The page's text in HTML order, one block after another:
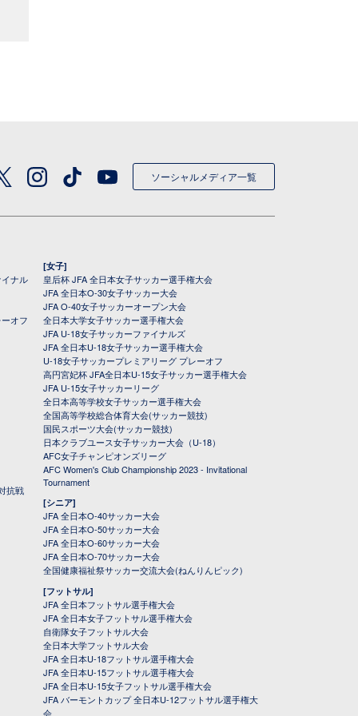
ソーシャルメディア一覧
ナル
オフ
抗戦
[女子]
皇后杯 JFA 全日本女子サッカー選手権大会
JFA 全日本O-30女子サッカー大会
JFA O-40女子サッカーオープン大会
全日本大学女子サッカー選手権大会
JFA U-18女子サッカーファイナルズ
JFA 全日本U-18女子サッカー選手権大会
U-18女子サッカープレミアリーグ プレーオフ
高円宮妃杯 JFA全日本U-15女子サッカー選手権大会
JFA U-15女子サッカーリーグ
全日本高等学校女子サッカー選手権大会
全国高等学校総合体育大会(サッカー競技)
国民スポーツ大会(サッカー競技)
日本クラブユース女子サッカー大会（U-18）
AFC女子チャンピオンズリーグ
AFC Women's Club Championship 2023 - Invitational
Tournament
[シニア]
JFA 全日本O-40サッカー大会
JFA 全日本O-50サッカー大会
JFA 全日本O-60サッカー大会
JFA 全日本O-70サッカー大会
全国健康福祉祭サッカー交流大会(ねんりんピック)
[フットサル]
JFA 全日本フットサル選手権大会
JFA 全日本女子フットサル選手権大会
自衛隊女子フットサル大会
全日本大学フットサル大会
JFA 全日本U-18フットサル選手権大会
JFA 全日本U-15フットサル選手権大会
JFA 全日本U-15女子フットサル選手権大会
JFA バーモントカップ 全日本U-12フットサル選手権大
会